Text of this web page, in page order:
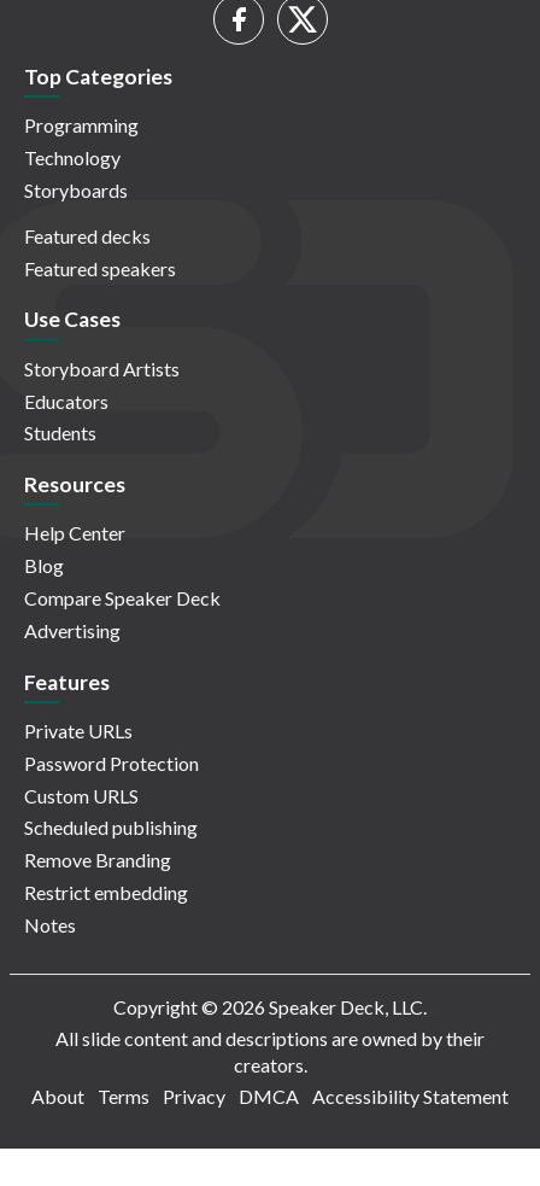
Top Categories
Programming
Technology
Storyboards
Featured decks
Featured speakers
Use Cases
Storyboard Artists
Educators
Students
Resources
Help Center
Blog
Compare Speaker Deck
Advertising
Features
Private URLs
Password Protection
Custom URLS
Scheduled publishing
Remove Branding
Restrict embedding
Notes
Copyright © 2026 Speaker Deck, LLC.
All slide content and descriptions are owned by their
creators.
About
Terms Privacy DMCA Accessibility Statement